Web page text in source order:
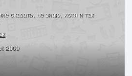
сказать, не знаю, хотя и так
2000